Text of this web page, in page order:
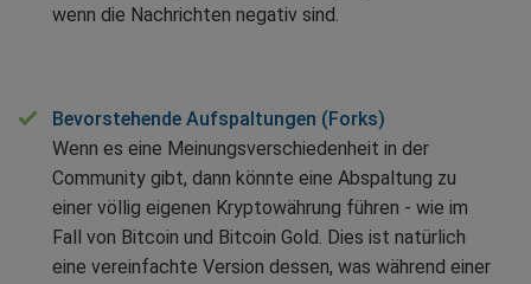
wenn die Nachrichten negativ sind.
Bevorstehende Aufspaltungen (Forks)
Wenn es eine Meinungsverschiedenheit in der
Community gibt, dann könnte eine Abspaltung zu
einer völlig eigenen Kryptowährung führen - wie im
Fall von Bitcoin und Bitcoin Gold. Dies ist natürlich
eine vereinfachte Version dessen, was während einer